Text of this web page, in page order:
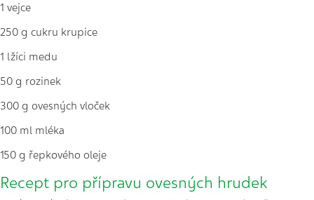
1 vejce
250 g cukru krupice
1 lžíci medu
50 g rozinek
300 g ovesných vloček
100 ml mléka
150 g řepkového oleje
Recept pro přípravu ovesných hrudek